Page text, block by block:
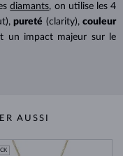
diamants, on utilise les 4
pureté (clarity), couleur
un impact majeur sur le
AUSSI